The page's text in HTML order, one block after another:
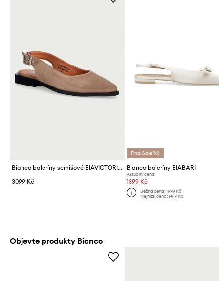
Bianco baleríny semišové BIAVICTORIA
3099 Kč
Final Sale %!
Bianco baleríny BIABARI
Aktuální cena:
1399 Kč
Běžná cena: 1999 Kč
Nejnižší cena: 1419 Kč
Objevte produkty Bianco